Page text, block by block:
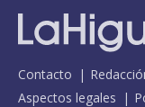
Contacto
Aspectos legales